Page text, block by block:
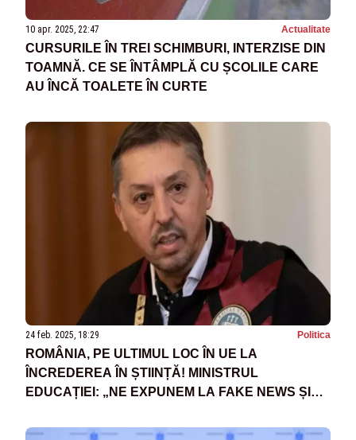
10 apr. 2025, 22:47 Actualitate
CURSURILE ÎN TREI SCHIMBURI, INTERZISE DIN
TOAMNĂ. CE SE ÎNTÂMPLĂ CU ȘCOLILE CARE
AU ÎNCĂ TOALETE ÎN CURTE
24 feb. 2025, 18:29 Politica
ROMÂNIA, PE ULTIMUL LOC ÎN UE LA
ÎNCREDEREA ÎN ȘTIINȚĂ! MINISTRUL
EDUCAȚIEI: „NE EXPUNEM LA FAKE NEWS ȘI